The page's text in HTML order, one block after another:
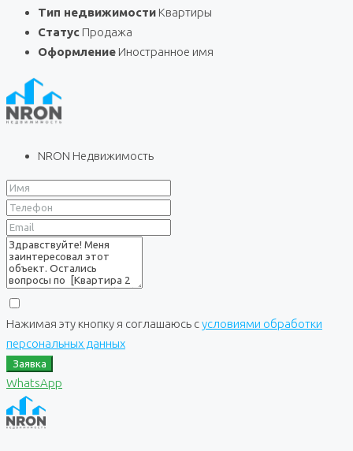
Тип недвижимости Квартиры
Статус Продажа
Оформление Иностранное имя
NRON Недвижимость
Нажимая эту кнопку я соглашаюсь сусловиями обработки
персональных данных
Заявка
WhatsApp